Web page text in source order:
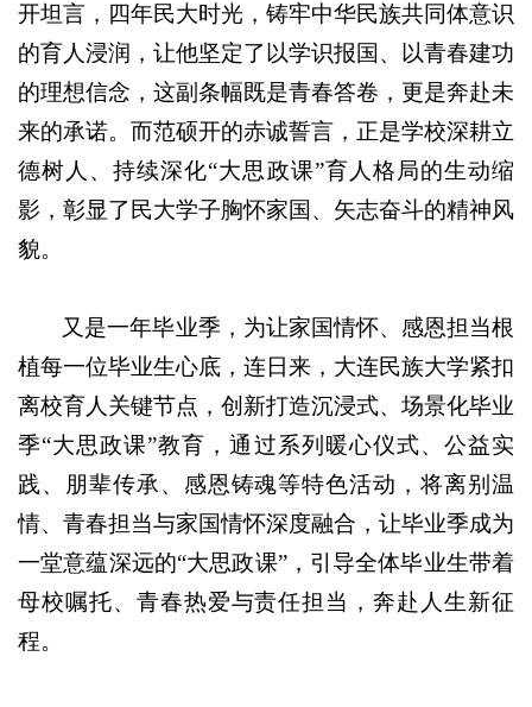
开坦言，四年民大时光，铸牢中华民族共同体意识
的育人浸润，让他坚定了以学识报国、以青春建功
的理想信念，这副条幅既是青春答卷，更是奔赴未
来的承诺。而范硕开的赤诚誓言，正是学校深耕立
德树人、持续深化“大思政课”育人格局的生动缩
影，彰显了民大学子胸怀家国、矢志奋斗的精神风
貌。
又是一年毕业季，为让家国情怀、感恩担当根
植每一位毕业生心底，连日来，大连民族大学紧扣
离校育人关键节点，创新打造沉浸式、场景化毕业
季“大思政课”教育，通过系列暖心仪式、公益实
践、朋辈传承、感恩铸魂等特色活动，将离别温
情、青春担当与家国情怀深度融合，让毕业季成为
一堂意蕴深远的“大思政课”，引导全体毕业生带着
母校嘱托、青春热爱与责任担当，奔赴人生新征
程。